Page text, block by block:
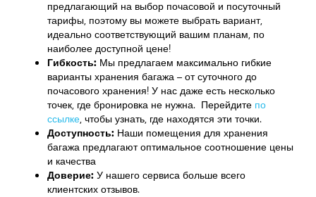
предлагающий на выбор почасовой и посуточный
тарифы, поэтому вы можете выбрать вариант,
идеально соответствующий вашим планам, по
наиболее доступной цене!
Гибкость: Мы предлагаем максимально гибкие
варианты хранения багажа – от суточного до
почасового хранения! У нас даже есть несколько
точек, где бронировка не нужна. Перейдите по
ссылке,чтобы узнать, где находятся эти точки.
Доступность: Наши помещения для хранения
багажа предлагают оптимальное соотношение цены
и качества
Доверие: У нашего сервиса больше всего
клиентских отзывов.